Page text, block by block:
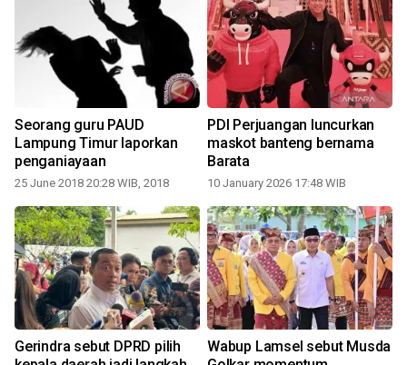
Seorang guru PAUD
Lampung Timur laporkan
penganiayaan
25 June 2018 20:28 WIB, 2018
PDI Perjuangan luncurkan
maskot banteng bernama
Barata
10 January 2026 17:48 WIB
Gerindra sebut DPRD pilih
Wabup Lamsel sebut Musda